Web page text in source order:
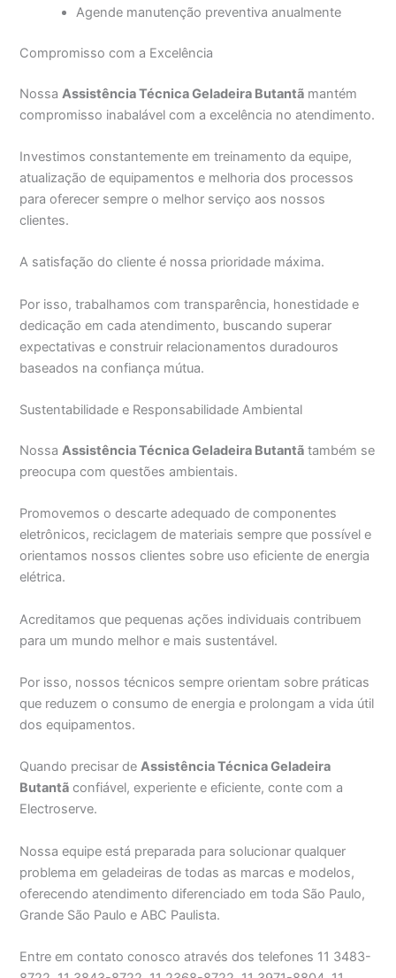
Agende manutenção preventiva anualmente
Compromisso com a Excelência
NossaAssistência Técnica Geladeira Butantã mantém
compromisso inabalável com a excelência no atendimento.
Investimos constantemente em treinamento da equipe,
atualização de equipamentos e melhoria dos processos
para oferecer sempre o melhor serviço aos nossos
clientes.
A satisfação do cliente é nossa prioridade máxima.
Por isso, trabalhamos com transparência, honestidade e
dedicação em cada atendimento, buscando superar
expectativas e construir relacionamentos duradouros
baseados na confiança mútua.
Sustentabilidade e Responsabilidade Ambiental
NossaAssistência Técnica Geladeira Butantã também se
preocupa com questões ambientais.
Promovemos o descarte adequado de componentes
eletrônicos, reciclagem de materiais sempre que possível e
orientamos nossos clientes sobre uso eficiente de energia
elétrica.
Acreditamos que pequenas ações individuais contribuem
para um mundo melhor e mais sustentável.
Por isso, nossos técnicos sempre orientam sobre práticas
que reduzem o consumo de energia e prolongam a vida útil
dos equipamentos.
Quando precisar deAssistência Técnica Geladeira
Butantã confiável, experiente e eficiente, conte com a
Electroserve.
Nossa equipe está preparada para solucionar qualquer
problema em geladeiras de todas as marcas e modelos,
oferecendo atendimento diferenciado em toda São Paulo,
Grande São Paulo e ABC Paulista.
Entre em contato conosco através dos telefones 11 3483-